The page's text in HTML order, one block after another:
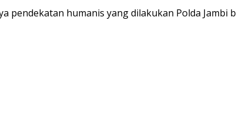
pendekatan humanis yang dilakukan Polda